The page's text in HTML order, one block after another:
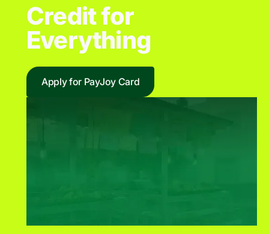
Credit for
Everything
Apply for PayJoy Card